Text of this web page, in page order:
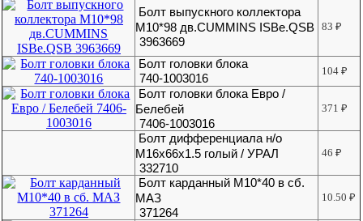
Болт выпускного коллектора
М10*98 дв.CUMMINS ISBe.QSB
3963669
83₽
Болт головки блока
740-1003016
104₽
Болт головки блока Евро /
Белебей
7406-1003016
371₽
Болт дифференциала н/о
М16х66х1.5 голый / УРАЛ
332710
46₽
Болт карданный М10*40 в сб.
МАЗ
371264
10.50₽